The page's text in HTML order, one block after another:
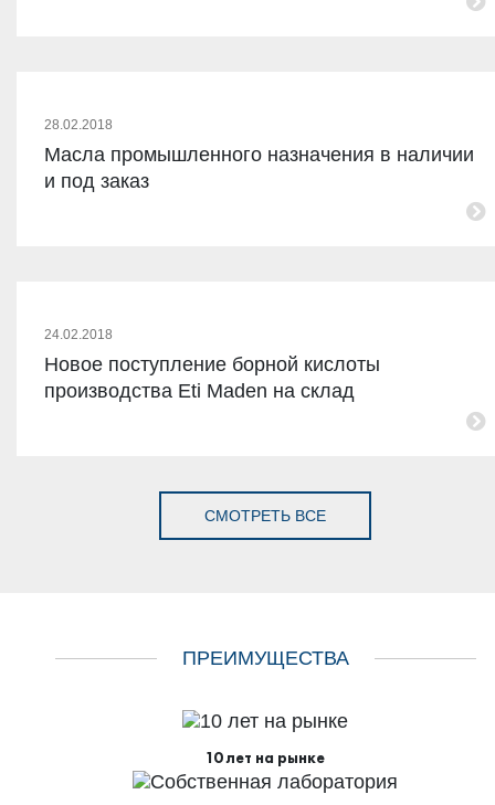
28.02.2018
Масла промышленного назначения в наличии
и под заказ
24.02.2018
Новое поступление борной кислоты
производства Eti Maden на склад
СМОТРЕТЬ ВСЕ
ПРЕИМУЩЕСТВА
10 лет на рынке